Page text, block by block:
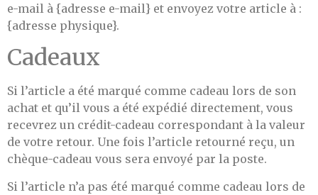
e-mail à {adresse e-mail} et envoyez votre article à :
{adresse physique}.
Cadeaux
Si l’article a été marqué comme cadeau lors de son
achat et qu’il vous a été expédié directement, vous
recevrez un crédit-cadeau correspondant à la valeur
de votre retour. Une fois l’article retourné reçu, un
chèque-cadeau vous sera envoyé par la poste.
Si l’article n’a pas été marqué comme cadeau lors de